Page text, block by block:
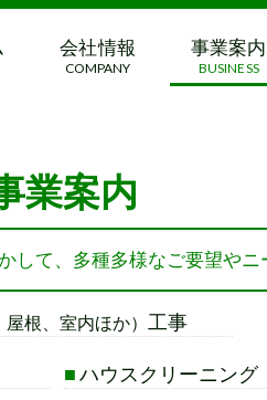
会社情報
COMPANY
事業案内
BUSINESS
業案内
て、多種多様なご要望やニ
屋根、室内ほか） 工事
■ハウスクリーニング